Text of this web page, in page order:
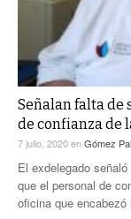
Señalan falta de
de confianza de
7 julio, 2020enGómez
El exdelegado
que el personal de
oficina que